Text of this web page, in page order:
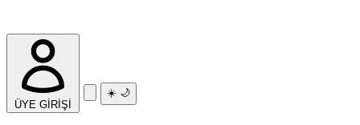
ÜYE GİRİŞİ
☀️ 🌙